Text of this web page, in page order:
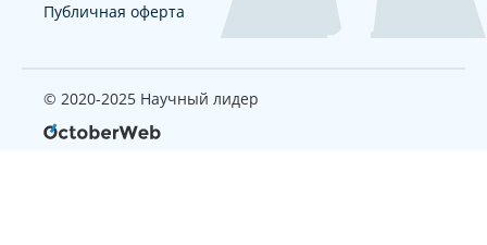
Публичная оферта
© 2020-2025 Научный лидер